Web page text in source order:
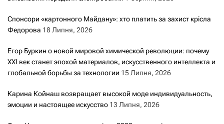
Спонсори «картонного Майдану»: хто платить за захист крісла
Федорова 18 Липня, 2026
Егор Буркин о новой мировой химической революции: почему
XXI век станет эпохой материалов, искусственного интеллекта и
глобальной борьбы за технологии 15 Липня, 2026
Карина Койнаш возвращает высокой моде индивидуальность,
эмоции и настоящее искусство 13 Липня, 2026